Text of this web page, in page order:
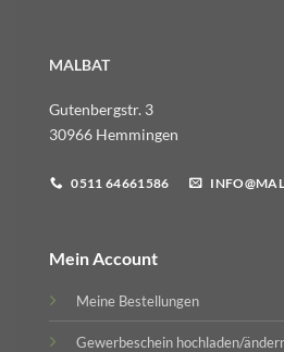
MALBAT
Gutenbergstr. 3
30966 Hemmingen
0511 64661586
Mein Account
Meine Bestellungen
Gewerbeschein hochladen/